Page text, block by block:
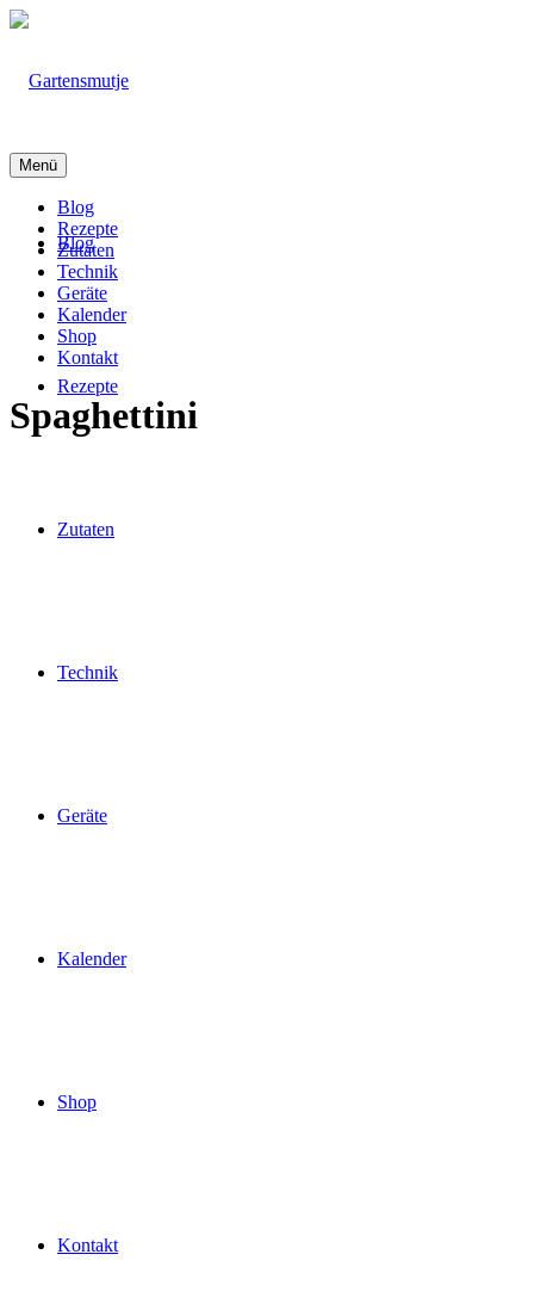
Blog
Rezepte
Zutaten
Technik
Geräte
Kalender
Shop
Kontakt
Menü
Blog
Rezepte
Zutaten
Technik
Geräte
Kalender
Shop
Kontakt
Spaghettini